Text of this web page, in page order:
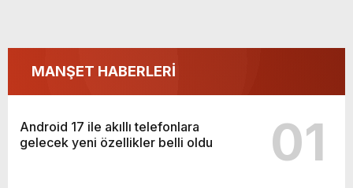
MANŞET HABERLERİ
Android 17 ile akıllı telefonlara
gelecek yeni özellikler belli oldu
01